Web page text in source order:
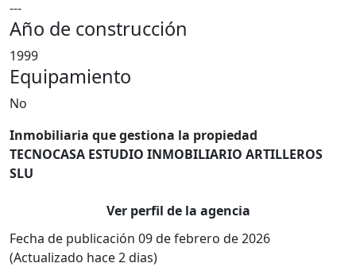
---
Año de construcción
1999
Equipamiento
No
Inmobiliaria que gestiona la propiedad
TECNOCASA ESTUDIO INMOBILIARIO ARTILLEROS
SLU
Ver perfil de la agencia
Fecha de publicación 09 de febrero de 2026
(Actualizado hace 2 dias)